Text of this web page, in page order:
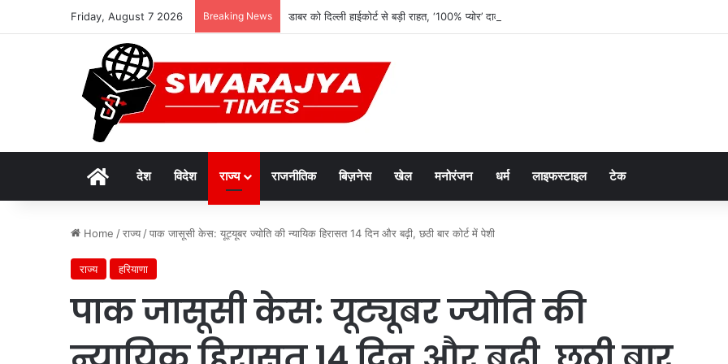
Friday, August 7 2026 Breaking News डाबर को दिल्ली हाईकोर्ट से बड़ी राहत, ‘100% प्योर’ दावों पर FSSAI के बैन आदेश पर लगी रोक
Homeदेश विदेश राज्य राजनीतिक बिज़नेस खेल मनोरंजन धर्म लाइफस्टाइल टेक
Home /राज्य /पाक जासूसी केस: यूट्यूबर ज्योति की न्यायिक हिरासत 14 दिन और बढ़ी, छठी बार कोर्ट में पेशी
राज्य हरियाणा
पाक जासूसी केस: यूट्यूबर ज्योति की